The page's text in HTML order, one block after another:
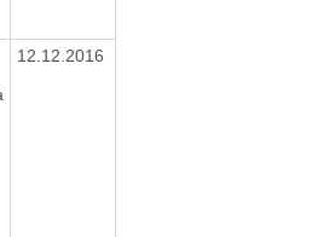
12.12.2016